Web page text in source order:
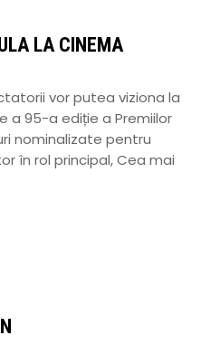
LA CINEMA
vor putea viziona la
a 95-a ediție a Premiilor
nominalizate pentru
în rol principal, Cea mai